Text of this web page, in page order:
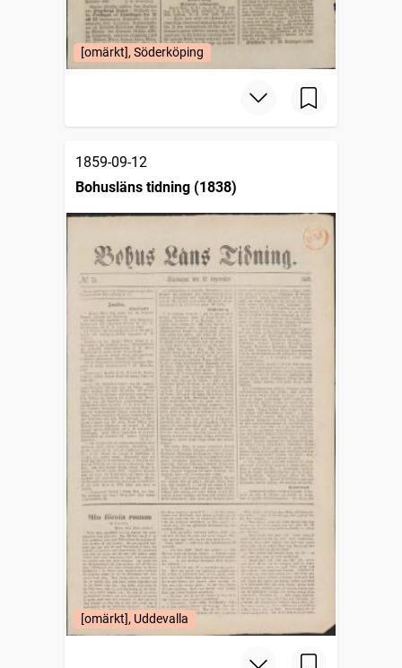
[omärkt], Söderköping
1859-09-12
Bohusläns tidning (1838)
[omärkt], Uddevalla